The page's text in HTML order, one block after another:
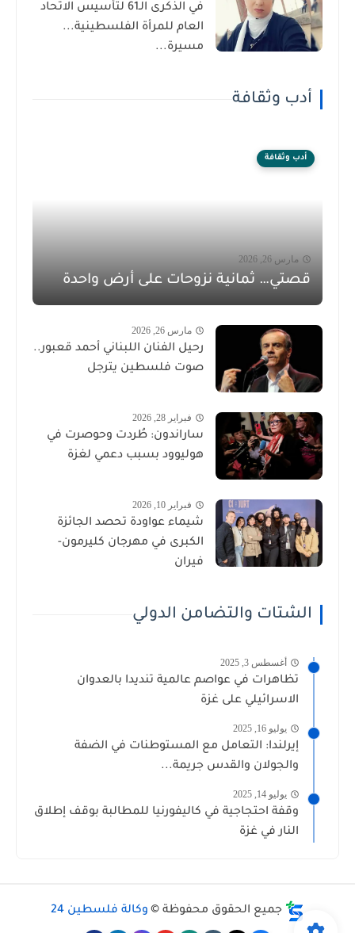
في الذكرى الـ61 لتأسيس الاتحاد
العام للمرأة الفلسطينية...
مسيرة...
أدب وثقافة
أدب وثقافة
مارس 26, 2026
قصتي… ثمانية نزوحات على أرض واحدة
مارس 26, 2026
رحيل الفنان اللبناني أحمد قعبور..
صوت فلسطين يترجل
فبراير 28, 2026
ساراندون: طُردت وحوصرت في
هوليوود بسبب دعمي لغزة
فبراير 10, 2026
شيماء عواودة تحصد الجائزة
الكبرى في مهرجان كليرمون-
فيران
الشتات والتضامن الدولي
أغسطس 3, 2025
تظاهرات في عواصم عالمية تنديدا بالعدوان
الاسرائيلي على غزة
يوليو 16, 2025
إيرلندا: التعامل مع المستوطنات في الضفة
والجولان والقدس جريمة...
يوليو 14, 2025
وقفة احتجاجية في كاليفورنيا للمطالبة بوقف إطلاق
النار في غزة
جميع الحقوق محفوظة © وكالة فلسطين 24